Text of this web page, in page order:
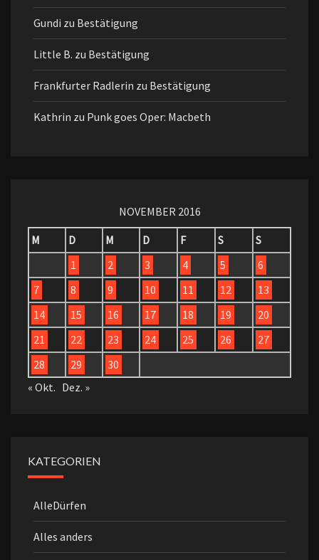
Gundi zu Bestätigung
Little B. zu Bestätigung
Frankfurter Radlerin zu Bestätigung
Kathrin zu Punk goes Oper: Macbeth
NOVEMBER 2016
M
D M D F S
S
1
2 3 4 5
6
7
8 9 10 11 12
13
14
15 16 17 18 19
20
21
22 23 24 25 26
27
28
29
30
« Okt. Dez. »
KATEGORIEN
AlleDürfen
Alles anders